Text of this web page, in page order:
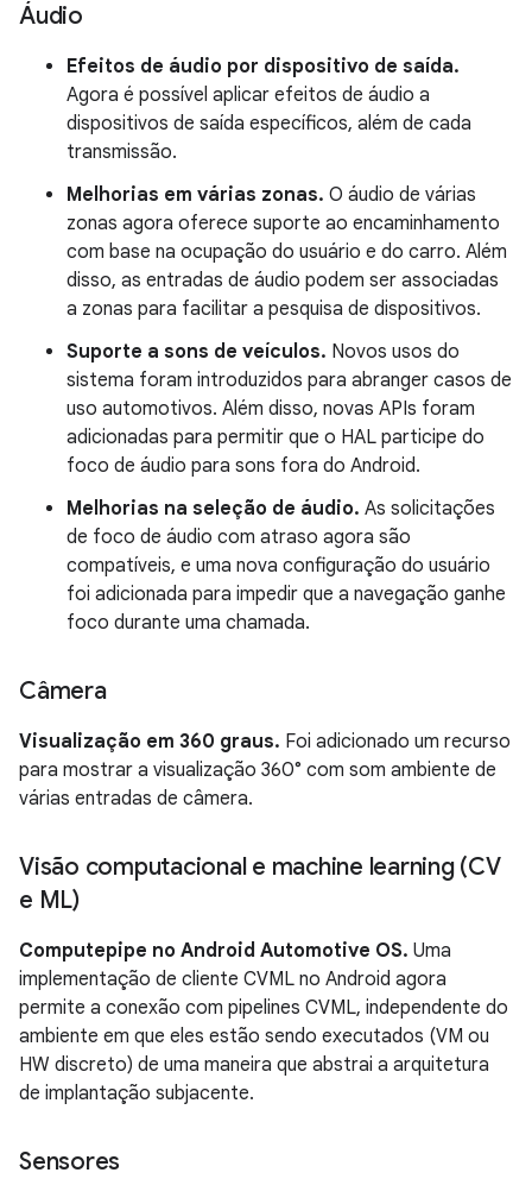
Áudio
Efeitos de áudio por dispositivo de saída.
Agora é possível aplicar efeitos de áudio a
dispositivos de saída específicos, além de cada
transmissão.
Melhorias em várias zonas. O áudio de várias
zonas agora oferece suporte ao encaminhamento
com base na ocupação do usuário e do carro. Além
disso, as entradas de áudio podem ser associadas
a zonas para facilitar a pesquisa de dispositivos.
Suporte a sons de veículos. Novos usos do
sistema foram introduzidos para abranger casos de
uso automotivos. Além disso, novas APIs foram
adicionadas para permitir que o HAL participe do
foco de áudio para sons fora do Android.
Melhorias na seleção de áudio. As solicitações
de foco de áudio com atraso agora são
compatíveis, e uma nova configuração do usuário
foi adicionada para impedir que a navegação ganhe
foco durante uma chamada.
Câmera
Visualização em 360 graus. Foi adicionado um recurso
para mostrar a visualização 360° com som ambiente de
várias entradas de câmera.
Visão computacional e machine learning (CV
e ML)
Computepipe no Android Automotive OS. Uma
implementação de cliente CVML no Android agora
permite a conexão com pipelines CVML, independente do
ambiente em que eles estão sendo executados (VM ou
HW discreto) de uma maneira que abstrai a arquitetura
de implantação subjacente.
Sensores